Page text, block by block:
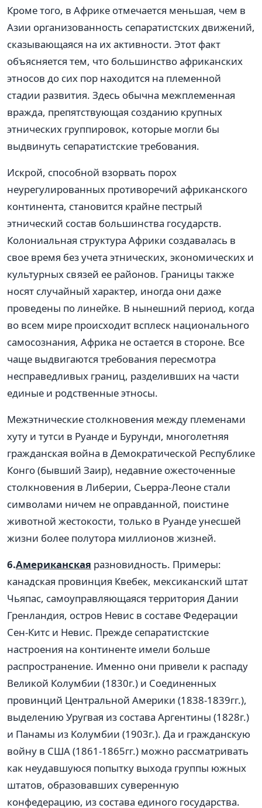
Кроме того, в Африке отмечается меньшая, чем в
Азии организованность сепаратистских движений,
сказывающаяся на их активности. Этот факт
объясняется тем, что большинство африканских
этносов до сих пор находится на племенной
стадии развития. Здесь обычна межплеменная
вражда, препятствующая созданию крупных
этнических группировок, которые могли бы
выдвинуть сепаратистские требования.
Искрой, способной взорвать порох
неурегулированных противоречий африканского
континента, становится крайне пестрый
этнический состав большинства государств.
Колониальная структура Африки создавалась в
свое время без учета этнических, экономических и
культурных связей ее районов. Границы также
носят случайный характер, иногда они даже
проведены по линейке. В нынешний период, когда
во всем мире происходит всплеск национального
самосознания, Африка не остается в стороне. Все
чаще выдвигаются требования пересмотра
несправедливых границ, разделивших на части
единые и родственные этносы.
Межэтнические столкновения между племенами
хуту и тутси в Руанде и Бурунди, многолетняя
гражданская война в Демократической Республике
Конго (бывший Заир), недавние ожесточенные
столкновения в Либерии, Сьерра-Леоне стали
символами ничем не оправданной, поистине
животной жестокости, только в Руанде унесшей
жизни более полутора миллионов жизней.
6.Американская разновидность. Примеры:
канадская провинция Квебек, мексиканский штат
Чьяпас, самоуправляющаяся территория Дании
Гренландия, остров Невис в составе Федерации
Сен-Китс и Невис. Прежде сепаратистские
настроения на континенте имели больше
распространение. Именно они привели к распаду
Великой Колумбии (1830г.) и Соединенных
провинций Центральной Америки (1838-1839гг.),
выделению Уругвая из состава Аргентины (1828г.)
и Панамы из Колумбии (1903г.). Да и гражданскую
войну в США (1861-1865гг.) можно рассматривать
как неудавшуюся попытку выхода группы южных
штатов, образовавших суверенную
конфедерацию, из состава единого государства.